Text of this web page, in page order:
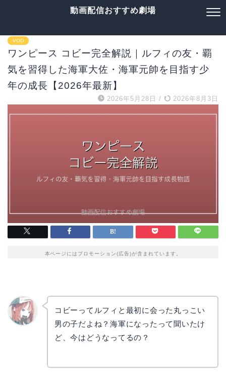
動画配信おすすめ劇場
VOD
ワンピース コビー完全解説｜ルフィの友・覇
気を習得した海軍大佐・海軍元帥を目指す少
年の成長【2026年最新】
2026年5月28日 / 2026年8月3日
本ページにはプロモーション(広告)が含まれています。
コビーってルフィと最初に会った丸っこい
男の子だよね？海軍になったって聞いたけ
ど、今はどうなってるの？